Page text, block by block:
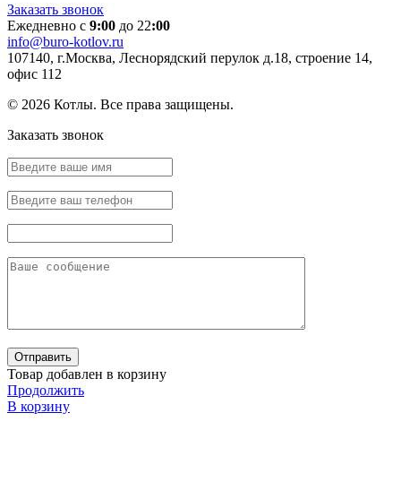
Заказать звонок
Ежедневно с 9:00 до 22:00
info@buro-kotlov.ru
107140, г.Москва, Леснорядский перулок д.18, строение 14,
офис 112
© 2026 Котлы. Все права защищены.
Заказать звонок
Товар добавлен в корзину
Продолжить
В корзину